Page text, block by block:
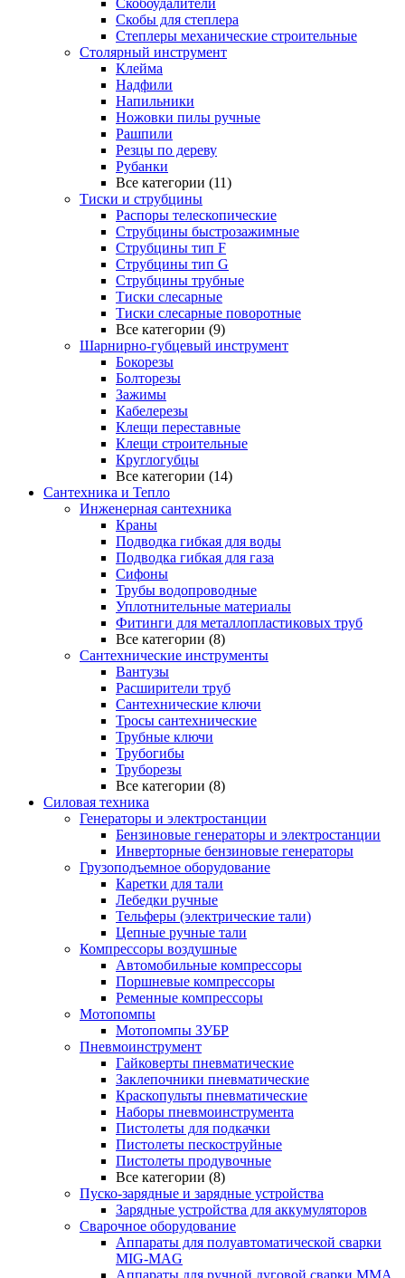
Скобоудалители
Скобы для степлера
Степлеры механические строительные
Столярный инструмент
Клейма
Надфили
Напильники
Ножовки пилы ручные
Рашпили
Резцы по дереву
Рубанки
Все категории (11)
Тиски и струбцины
Распоры телескопические
Струбцины быстрозажимные
Струбцины тип F
Струбцины тип G
Струбцины трубные
Тиски слесарные
Тиски слесарные поворотные
Все категории (9)
Шарнирно-губцевый инструмент
Бокорезы
Болторезы
Зажимы
Кабелерезы
Клещи переставные
Клещи строительные
Круглогубцы
Все категории (14)
Сантехника и Тепло
Инженерная сантехника
Краны
Подводка гибкая для воды
Подводка гибкая для газа
Сифоны
Трубы водопроводные
Уплотнительные материалы
Фитинги для металлопластиковых труб
Все категории (8)
Сантехнические инструменты
Вантузы
Расширители труб
Сантехнические ключи
Тросы сантехнические
Трубные ключи
Трубогибы
Труборезы
Все категории (8)
Силовая техника
Генераторы и электростанции
Бензиновые генераторы и электростанции
Инверторные бензиновые генераторы
Грузоподъемное оборудование
Каретки для тали
Лебедки ручные
Тельферы (электрические тали)
Цепные ручные тали
Компрессоры воздушные
Автомобильные компрессоры
Поршневые компрессоры
Ременные компрессоры
Мотопомпы
Мотопомпы ЗУБР
Пневмоинструмент
Гайковерты пневматические
Заклепочники пневматические
Краскопульты пневматические
Наборы пневмоинструмента
Пистолеты для подкачки
Пистолеты пескоструйные
Пистолеты продувочные
Все категории (8)
Пуско-зарядные и зарядные устройства
Зарядные устройства для аккумуляторов
Сварочное оборудование
Аппараты для полуавтоматической сварки
MIG-MAG
Аппараты для ручной дуговой сварки MMA